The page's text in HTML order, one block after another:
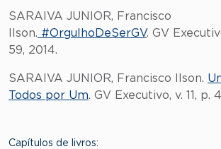
SARAIVA JUNIOR, Francisco
Ilson. #OrgulhoDeSerGV. GV
59, 2014.
SARAIVA JUNIOR, Francisco Ilson.
Todos por Um. GV Executivo, v. 11, p.
Capítulos de livros: